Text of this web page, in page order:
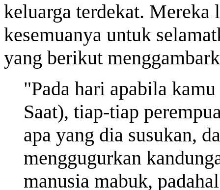
keluarga terdekat. Mereka
kesemuanya untuk
yang berikut
"Pada hari apabila
Saat), tiap-tiap
apa yang dia susukan,
menggugurkan
manusia mabuk,